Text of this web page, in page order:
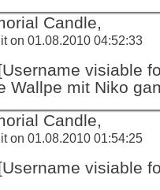
Candle,
on 01.08.2010 04:52:33
visiable
Wallpe mit Niko
Candle,
on 01.08.2010 01:54:25
visiable